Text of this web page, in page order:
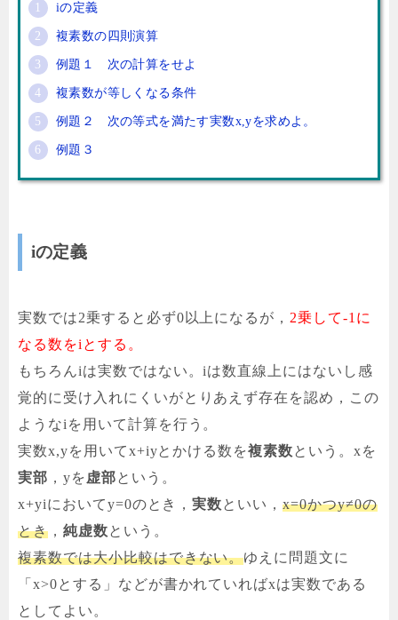
iの定義
複素数の四則演算
例題１ 次の計算をせよ
複素数が等しくなる条件
例題２ 次の等式を満たす実数x,yを求めよ。
例題３
iの定義
実数では2乗すると必ず0以上になるが， 2乗して-1に
なる数をiとする。
もちろんiは実数ではない。iは数直線上にはないし感
覚的に受け入れにくいがとりあえず存在を認め，この
ようなiを用いて計算を行う。
実数x,yを用いてx+iyとかける数を複素数という。xを
実部 ，yを 虚部という。
x+yiにおいてy=0のとき，実数といい，x=0かつy≠0の
とき， 純虚数という。
複素数では大小比較はできない。ゆえに問題文に
「x>0とする」などが書かれていればxは実数である
としてよい。